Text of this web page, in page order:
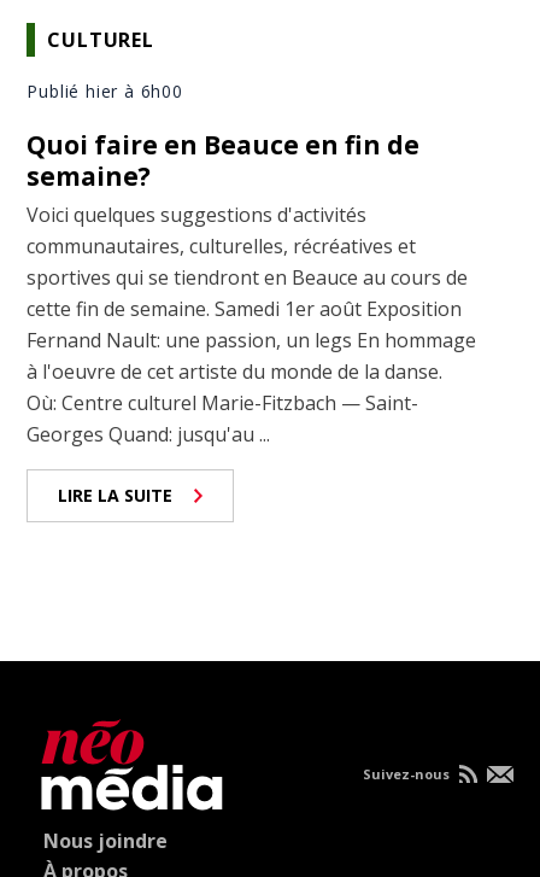
CULTUREL
Publié hier à 6h00
Quoi faire en Beauce en fin de
semaine?
Voici quelques suggestions d'activités
communautaires, culturelles, récréatives et
sportives qui se tiendront en Beauce au cours de
cette fin de semaine. Samedi 1er août Exposition
Fernand Nault: une passion, un legs En hommage
à l'oeuvre de cet artiste du monde de la danse.
Où: Centre culturel Marie-Fitzbach — Saint-
Georges Quand: jusqu'au ...
LIRE LA SUITE
Nous joindre
À propos
Suivez-nous